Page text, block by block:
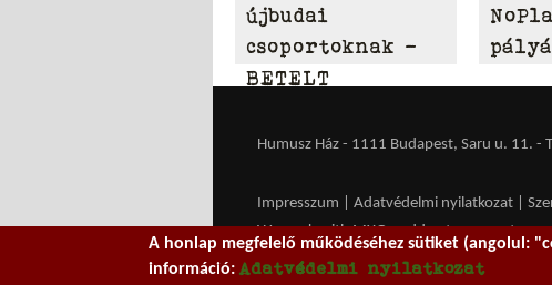
újbudai
csoportoknak –
BETELT
Humusz Ház - 1111 Budapest, Saru u. 11.
Impresszum Adatvédelmi nyilatkozat
We work withMXGuarddogto prevent
A honlap megfelelő működéséhez sütiket (angolul:
információ:Adatvédelmi nyilatkozat